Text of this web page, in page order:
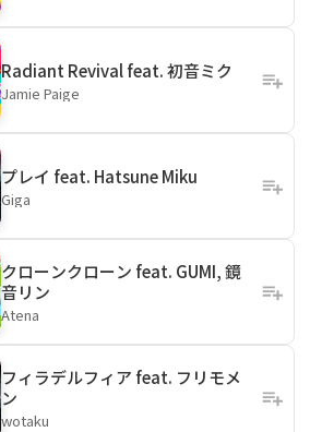
Radiant Revival feat. 初音ミク
Jamie Paige
プレイ feat. Hatsune Miku
Giga
クローンクローン feat. GUMI, 鏡
音リン
Atena
フィラデルフィア feat. フリモメ
ン
wotaku